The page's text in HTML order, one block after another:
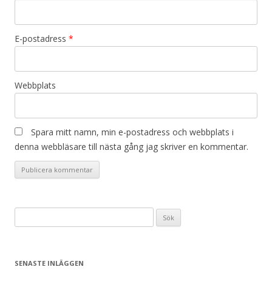
E-postadress *
Webbplats
Spara mitt namn, min e-postadress och webbplats i
denna webbläsare till nästa gång jag skriver en kommentar.
efter:
SENASTE INLÄGGEN